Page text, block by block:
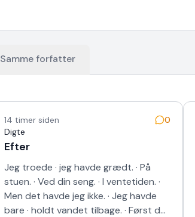
Samme forfatter
14 timer siden
0
Digte
Efter
Jeg troede · jeg havde grædt. · På
stuen. · Ved din seng. · I ventetiden. ·
Men det havde jeg ikke. · Jeg havde
bare · holdt vandet tilbage. · Først da